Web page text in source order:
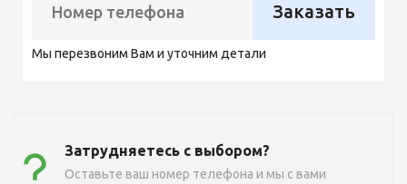
Заказать
Мы перезвоним Вам и уточним детали
Затрудняетесь с выбором?
Оставьте ваш номер телефона и мы с вами